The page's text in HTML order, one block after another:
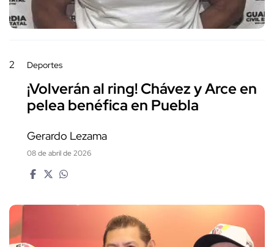
2 Deportes
¡Volverán al ring! Chávez y Arce en
pelea benéfica en Puebla
Gerardo Lezama
08 de abril de 2026